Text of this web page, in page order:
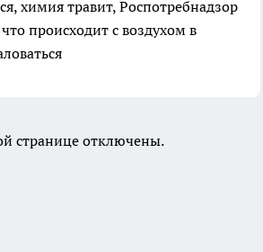
химия травит, Роспотребнадзор
происходит с воздухом в
странице отключены.